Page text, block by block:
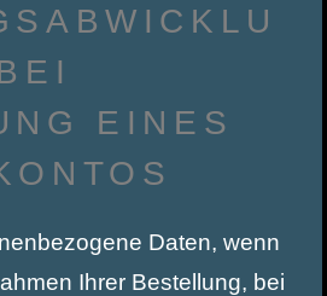
EINES
Daten, wenn
Ihrer Bestellung, bei